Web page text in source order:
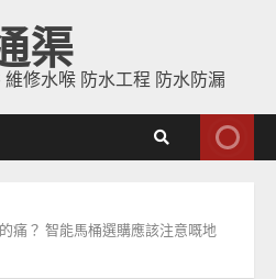
渠
修水喉 防水工程 防水防漏
痛？ 智能馬桶選購應該注意嘅地